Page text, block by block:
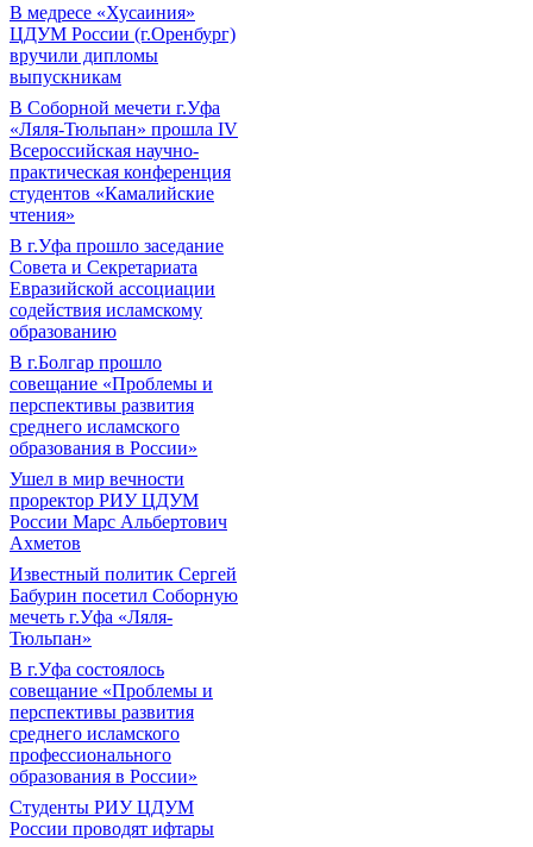
В медресе «Хусаиния»
ЦДУМ России (г.Оренбург)
вручили дипломы
выпускникам
В Соборной мечети г.Уфа
«Ляля-Тюльпан» прошла IV
Всероссийская научно-
практическая конференция
студентов «Камалийские
чтения»
В г.Уфа прошло заседание
Совета и Секретариата
Евразийской ассоциации
содействия исламскому
образованию
В г.Болгар прошло
совещание «Проблемы и
перспективы развития
среднего исламского
образования в России»
Ушел в мир вечности
проректор РИУ ЦДУМ
России Марс Альбертович
Ахметов
Известный политик Сергей
Бабурин посетил Соборную
мечеть г.Уфа «Ляля-
Тюльпан»
В г.Уфа состоялось
совещание «Проблемы и
перспективы развития
среднего исламского
профессионального
образования в России»
Студенты РИУ ЦДУМ
России проводят ифтары